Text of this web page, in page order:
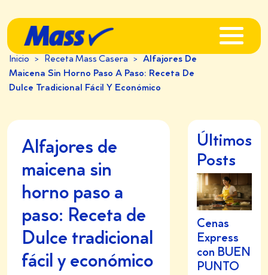
Inicio>Receta Mass Casera>Alfajores De
Maicena Sin Horno Paso A Paso: Receta De
Dulce Tradicional Fácil Y Económico
Alfajores de
maicena sin
horno paso a
paso: Receta de
Dulce tradicional
fácil y económico
Últimos
Posts
Cenas
Express
con BUEN
PUNTO